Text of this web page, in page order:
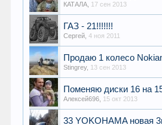
КАТАЛА 17 сен 2013
ГАЗ - 21!!!!!!!
Сергей ,4 ноя 2011
Продаю 1 колесо
Stingrey, 13 сен 2013
Поменяю диски 16 на
Алексей696 15 окт 2013
33 YOKOHAMA новая